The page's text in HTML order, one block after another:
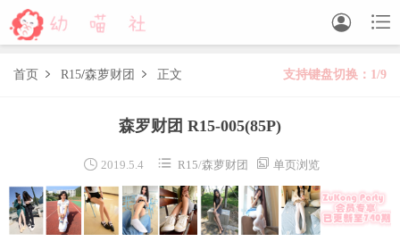


FREE LOVEPLUS R15 SSR
森萝财团视频
首页  R15/森萝财团  正文 支持键盘切换：1/9
森罗财团 R15-005(85P)
 2019.5.4  R15/森萝财团  单页浏览